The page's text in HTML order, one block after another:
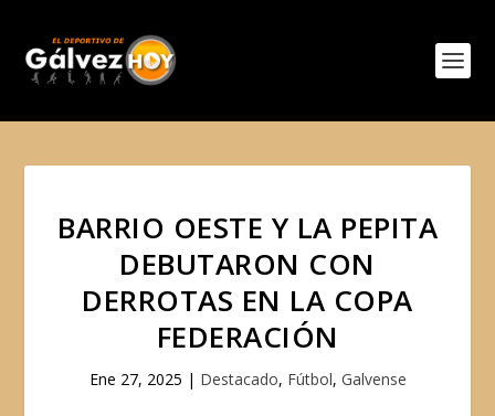
BARRIO OESTE Y LA PEPITA
DEBUTARON CON
DERROTAS EN LA COPA
FEDERACIÓN
Ene 27, 2025 | Destacado, Fútbol, Galvense